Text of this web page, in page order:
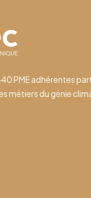
PME adhérentes
métiers du génie